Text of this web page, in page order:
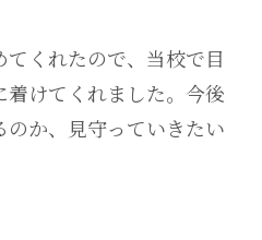
くれたので、当校で目
けてくれました。今後
か、見守っていきたい